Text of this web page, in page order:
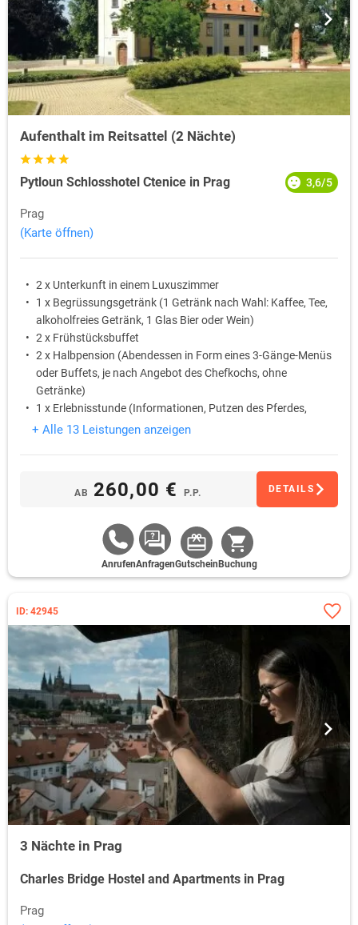
Aufenthalt im Reitsattel (2 Nächte)
Pytloun Schlosshotel Ctenice in Prag 3,6/5
Prag
(Karte öffnen)
2 x Unterkunft in einem Luxuszimmer
1 x Begrüssungsgetränk (1 Getränk nach Wahl: Kaffee, Tee,
alkoholfreies Getränk, 1 Glas Bier oder Wein)
2 x Frühstücksbuffet
2 x Halbpension (Abendessen in Form eines 3-Gänge-Menüs
oder Buffets, je nach Angebot des Chefkochs, ohne
Getränke)
1 x Erlebnisstunde (Informationen, Putzen des Pferdes,
Spaziergang, Fotosession) *)
+ Alle 13 Leistungen anzeigen
AB 260,00 € P.P. DETAILS
AnrufenAnfragenGutschein Buchung
ID: 42945
3 Nächte in Prag
Charles Bridge Hostel and Apartments in Prag
Prag